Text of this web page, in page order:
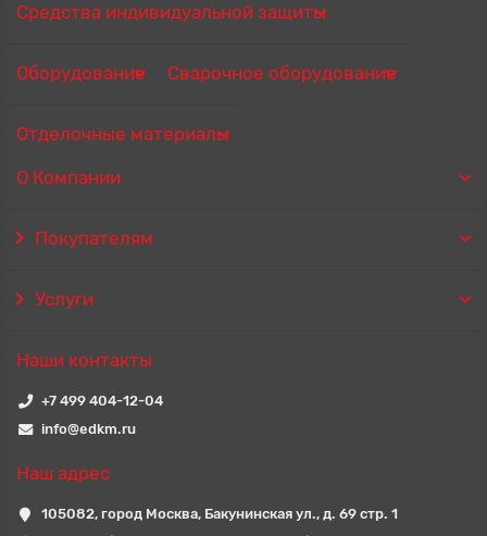
Средства индивидуальной защиты
Оборудование Сварочное оборудование
Отделочные материалы
О Компании
Покупателям
Услуги
Наши контакты
+7 499 404-12-04
info@edkm.ru
Наш адрес
105082, город Москва, Бакунинская ул., д. 69 стр. 1